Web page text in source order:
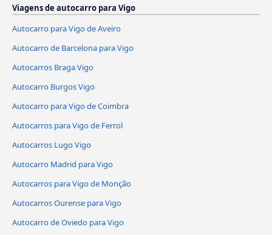
Viagens de autocarro para Vigo
Autocarro para Vigo de Aveiro
Autocarro de Barcelona para Vigo
Autocarros Braga Vigo
Autocarro Burgos Vigo
Autocarro para Vigo de Coimbra
Autocarros para Vigo de Ferrol
Autocarros Lugo Vigo
Autocarro Madrid para Vigo
Autocarros para Vigo de Monção
Autocarros Ourense para Vigo
Autocarro de Oviedo para Vigo